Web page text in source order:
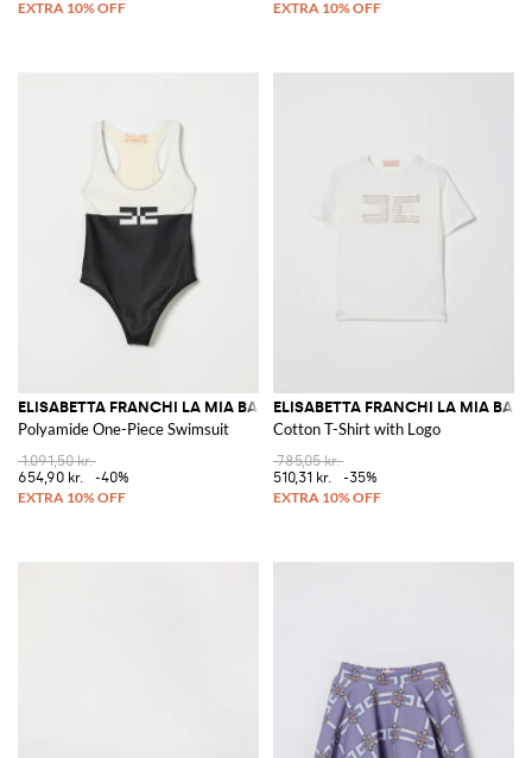
ELISABETTA FRANCHI LA MIA BAMBINA
Polyamide One-Piece Swimsuit
1.091,50 kr.
654,90 kr.
-40%
ELISABETTA FRANCHI LA MIA
Cotton T-Shirt with Logo
785,05 kr.
510,31 kr.
-35%